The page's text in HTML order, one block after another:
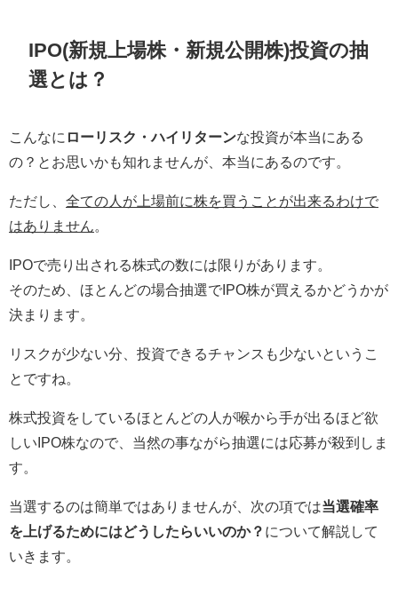
IPO(新規上場株・新規公開株)投資の抽
選とは？
こんなに ローリスク・ハイリターンな投資が本当にある
の？とお思いかも知れませんが、本当にあるのです。
ただし、 全ての人が上場前に株を買うことが出来るわけで
はありません
IPOで売り出される株式の数には限りがあります。
そのため、ほとんどの場合抽選でIPO株が買えるかどうかが
決まります。
リスクが少ない分、投資できるチャンスも少ないというこ
とですね。
株式投資をしているほとんどの人が喉から手が出るほど欲
しいIPO株なので、当然の事ながら抽選には応募が殺到しま
す。
当選するのは簡単ではありませんが、次の項では当選確率
を上げるためにはどうしたらいいのか？ について解説して
いきます。